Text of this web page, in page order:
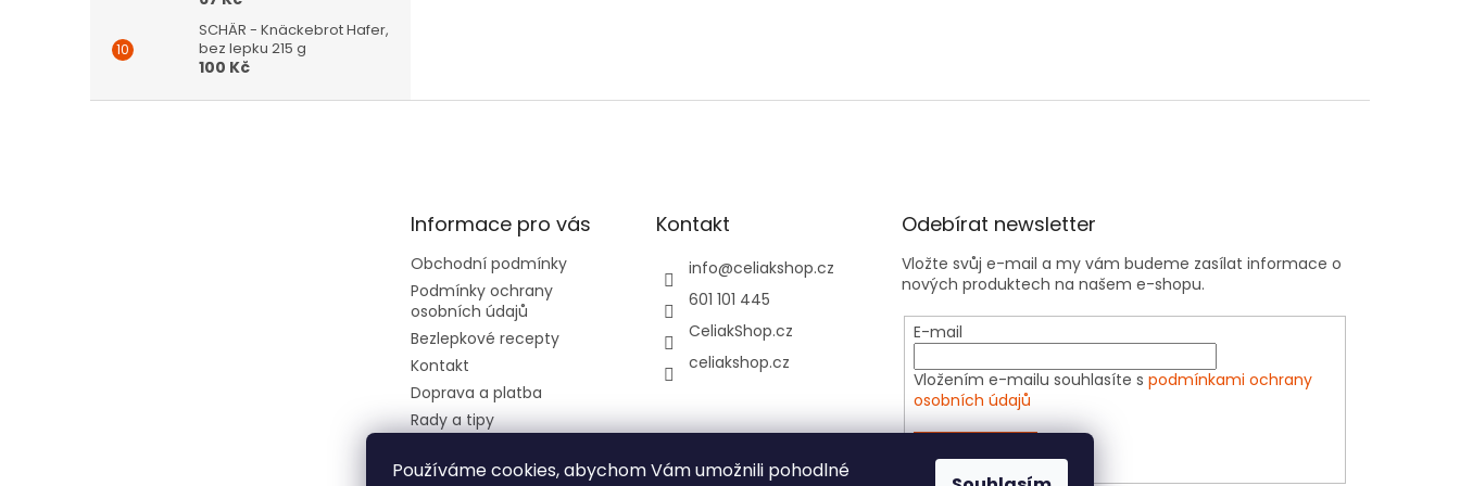
Používáme cookies, abychom Vám umožnili pohodlné
SCHÄR - Knäckebrot Hafer,
bez lepku 215 g
100 Kč
Informace pro vás
Obchodní podmínky
Podmínky ochrany
osobních údajů
Bezlepkové recepty
Kontakt
Doprava a platba
Rady a tipy
Dietní cestovní kartičky do
Kontakt
info@celiakshop.cz
601 101 445
CeliakShop.cz
celiakshop.cz
Odebírat newsletter
Vložte svůj e-mail a my vám budeme zasílat informace o
nových produktech na našem e-shopu.
E-mail
Vložením e-mailu souhlasíte spodmínkami ochrany
osobních údajů